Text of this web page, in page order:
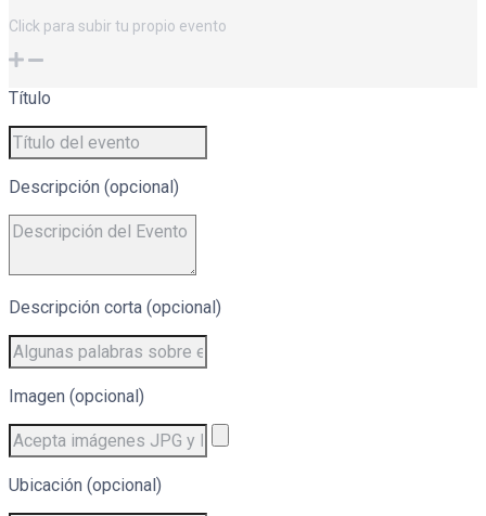
Click para subir tu propio evento
Título
Descripción (opcional)
Descripción corta (opcional)
Imagen (opcional)
Ubicación (opcional)